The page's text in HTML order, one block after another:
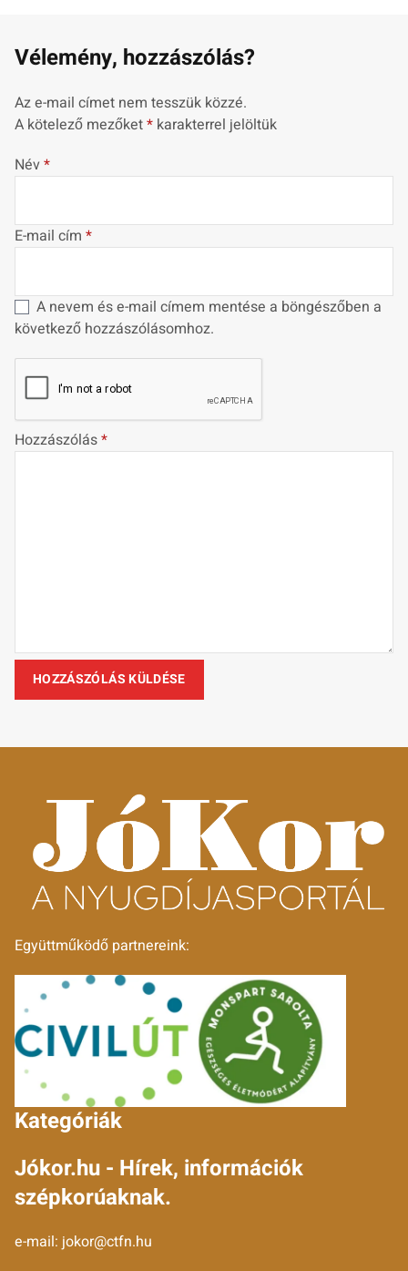
Vélemény, hozzászólás?
Az e-mail címet nem tesszük közzé.
A kötelező mezőket* karakterrel jelöltük
Név*
E-mail cím *
A nevem és e-mail címem mentése a böngészőben a
következő hozzászólásomhoz.
Hozzászólás*
Együttműködő partnereink:
Kategóriák
Jókor.hu - Hírek, információk
szépkorúaknak.
e-mail: jokor@ctfn.hu